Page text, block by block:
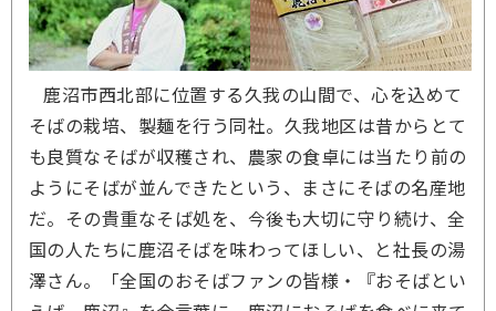
鹿沼市西北部に位置する久我の山間で、心を込めて
そばの栽培、製麺を行う同社。久我地区は昔からとて
も良質なそばが収穫され、農家の食卓には当たり前の
ようにそばが並んできたという、まさにそばの名産地
だ。その貴重なそば処を、今後も大切に守り続け、全
国の人たちに鹿沼そばを味わってほしい、と社長の湯
澤さん。「全国のおそばファンの皆様・『おそばとい